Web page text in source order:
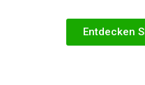
Entdecken